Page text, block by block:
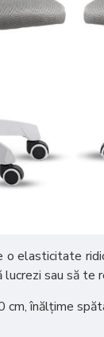
elasticitate
sau să te
înălțime